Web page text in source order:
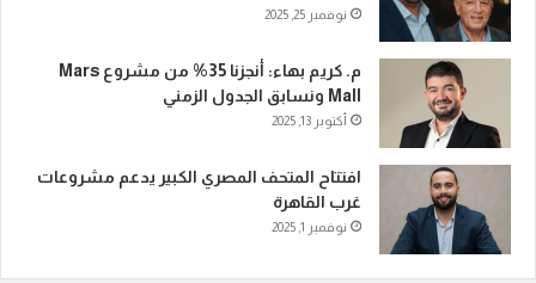
نوفمبر 25, 2025
م. كريم بهاء: أنجزنا 35% من مشروع Mars
Mall ونسابق الجدول الزمني
أكتوبر 13, 2025
افتتاح المتحف المصري الكبير يدعم مشروعات
غرب القاهرة
نوفمبر 1, 2025